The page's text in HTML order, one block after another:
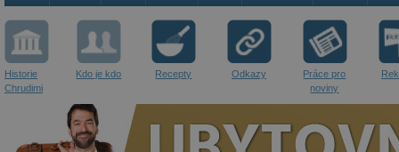
Historie
Chrudimi
Kdo je kdo Recepty Odkazy
Práce pro
noviny